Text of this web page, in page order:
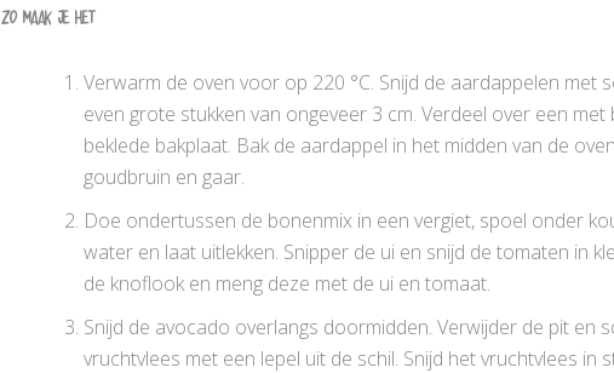
Zo maak je het
Verwarm de oven voor op 220 °C. Snijd de aardappelen met
even grote stukken van ongeveer 3 cm. Verdeel over een met
beklede bakplaat. Bak de aardappel in het midden van de
goudbruin en gaar.
Doe ondertussen de bonenmix in een vergiet, spoel onder
water en laat uitlekken. Snipper de ui en snijd de tomaten in
de knoflook en meng deze met de ui en tomaat.
Snijd de avocado overlangs doormidden. Verwijder de pit en
vruchtvlees met een lepel uit de schil. Snijd het vruchtvlees in